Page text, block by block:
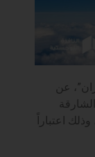
عن
اعتباراً